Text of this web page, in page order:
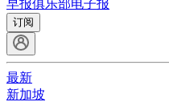
早报俱乐部电子报
订阅
最新
新加坡